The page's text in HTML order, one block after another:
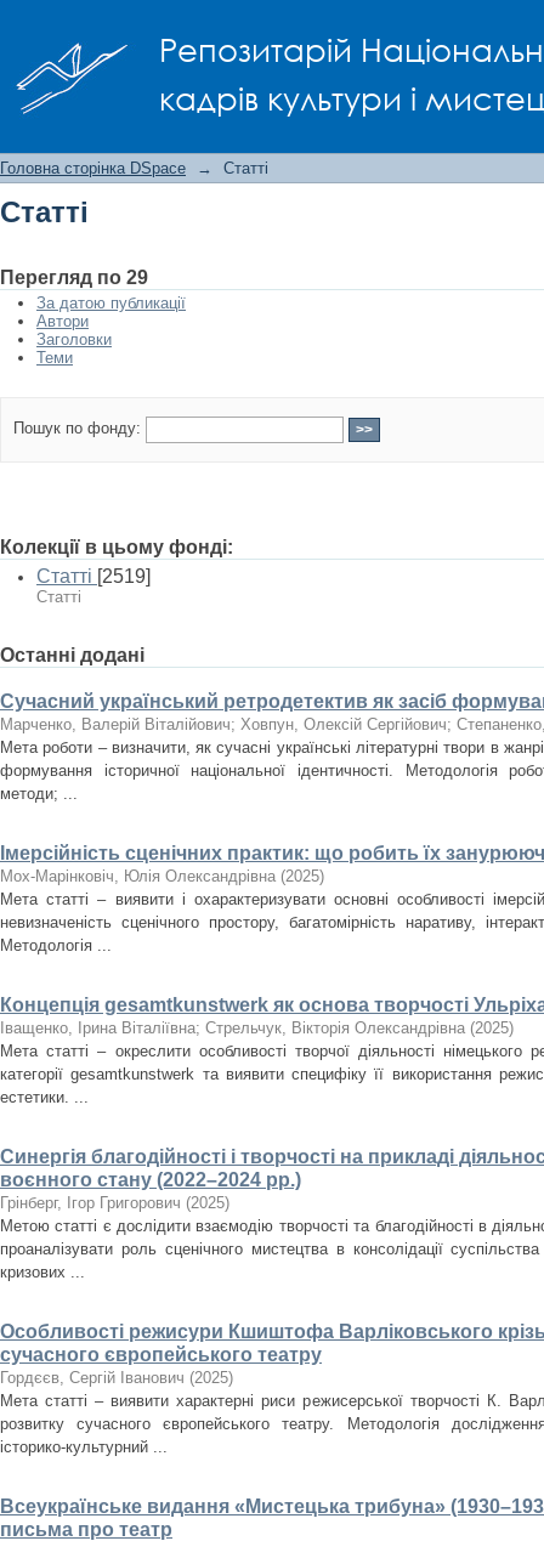
Репозитарій
кадрів культури і
Головна сторінка DSpace → Статті
Статті
Перегляд по 29
За датою публикації
Автори
Заголовки
Теми
Пошук по фонду:
Колекції в цьому фонді:
Статті [2519]
Статті
Останні додані
Сучасний український ретродетектив як засіб
Марченко, Валерій Віталійович; Ховпун, Олексій Сергійович;
Мета роботи – визначити, як сучасні українські літературні твори в
формування історичної національної ідентичності. Методологія
методи; ...
Імерсійність сценічних практик: що робить їх
Мох-Марінковіч, Юлія Олександрівна (2025)
Мета статті – виявити і охарактеризувати основні особливості
невизначеність сценічного простору, багатомірність наративу,
Методологія ...
Концепція gesamtkunstwerk як основа творчості
Іващенко, Ірина Віталіївна; Стрельчук, Вікторія Олександрівна (2025)
Мета статті – окреслити особливості творчої діяльності
категорії gesamtkunstwerk та виявити специфіку її використання
естетики. ...
Синергія благодійності і творчості на прикладі
воєнного стану (2022–2024 рр.)
Грінберг, Ігор Григорович (2025)
Метою статті є дослідити взаємодію творчості та благодійності в
проаналізувати роль сценічного мистецтва в консолідації
кризових ...
Особливості режисури Кшиштофа Варліковського
сучасного європейського театру
Гордєєв, Сергій Іванович (2025)
Мета статті – виявити характерні риси режисерської творчості К.
розвитку сучасного європейського театру. Методологія
історико-культурний ...
Всеукраїнське видання «Мистецька трибуна»
письма про театр